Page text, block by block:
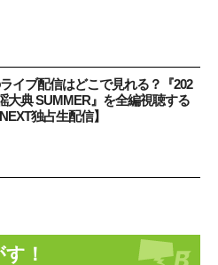
イブ配信はどこで見れる？『202
大典 SUMMER』を全編視聴する
独占生配信】
！